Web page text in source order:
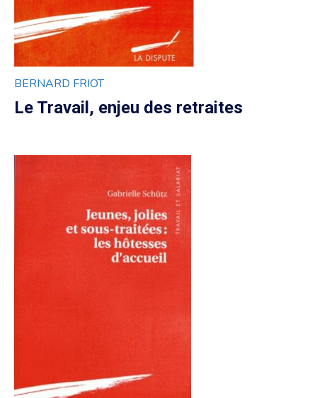
BERNARD FRIOT
Le Travail, enjeu des retraites